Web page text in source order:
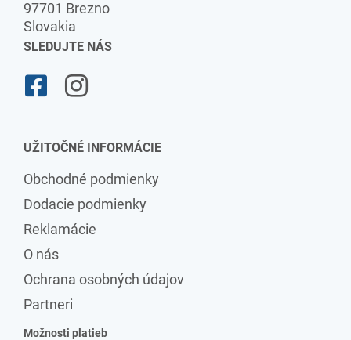
97701 Brezno
Slovakia
SLEDUJTE NÁS
UŽITOČNÉ INFORMÁCIE
Obchodné podmienky
Dodacie podmienky
Reklamácie
O nás
Ochrana osobných údajov
Partneri
Možnosti platieb